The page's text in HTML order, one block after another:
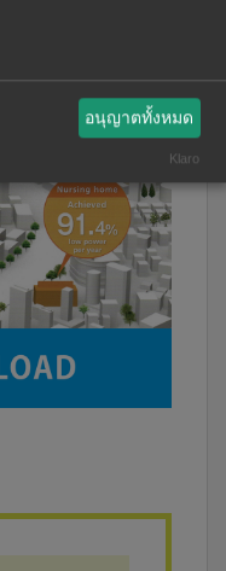
อนุญาตทั้งหมด
Klaro